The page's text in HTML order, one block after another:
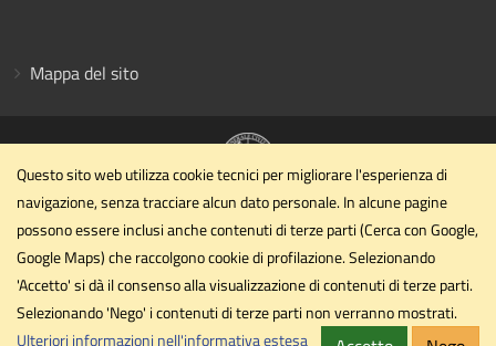
Mappa del sito
Dipartimento di Scienze Farmaceutiche
Università degli Studi di Perugia
Via Palazzeschi n. 9 Padiglione X, II piano - 06126 Perugia
Email
dipartimento.dsf@cert.unipg.it
Questo sito web utilizza cookie tecnici per migliorare l'esperienza di
navigazione, senza tracciare alcun dato personale. In alcune pagine
possono essere inclusi anche contenuti di terze parti (Cerca con Google,
Google Maps) che raccolgono cookie di profilazione. Selezionando
'Accetto' si dà il consenso alla visualizzazione di contenuti di terze parti.
Selezionando 'Nego' i contenuti di terze parti non verranno mostrati.
Ulteriori informazioni nell'informativa estesa